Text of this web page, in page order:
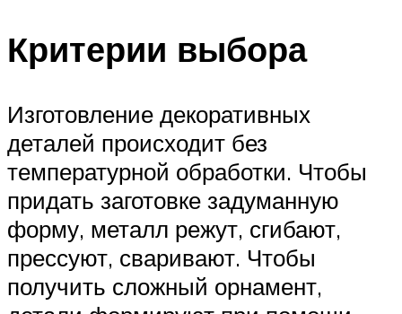
Критерии выбора
Изготовление декоративных
деталей происходит без
температурной обработки. Чтобы
придать заготовке задуманную
форму, металл режут, сгибают,
прессуют, сваривают. Чтобы
получить сложный орнамент,